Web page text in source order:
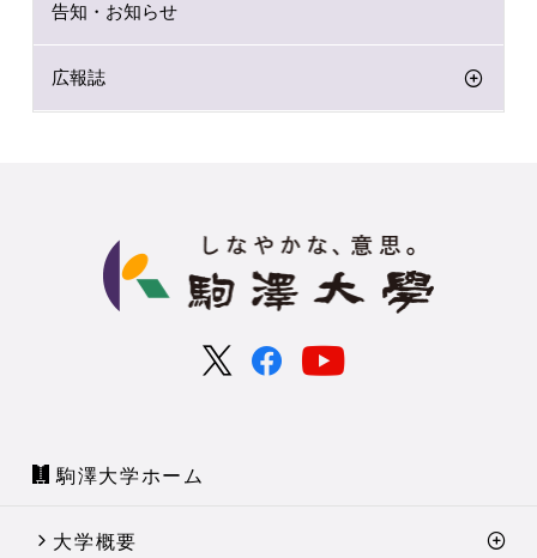
告知・お知らせ
広報誌
駒澤大学ホーム
大学概要